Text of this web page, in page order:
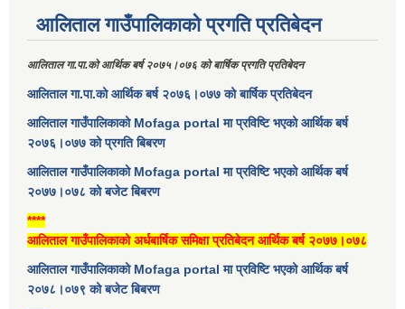
आलिताल गाउँपालिकाको प्रगति प्रतिबेदन
आलिताल गा.पा.को आर्थिक बर्ष २०७५।०७६ को बार्षिक प्रगति प्रतिबेदन
आलिताल गा.पा.को आर्थिक बर्ष २०७६।०७७ को बार्षिक प्रतिबेदन
आलिताल गाउँपालिकाको Mofaga portal मा प्रविष्टि भएको आर्थिक बर्ष
२०७६।०७७ को प्रगति बिबरण
आलिताल गाउँपालिकाको Mofaga portal मा प्रविष्टि भएको आर्थिक बर्ष
२०७७।०७८ को बजेट बिबरण
****
आलिताल गाउँपालिकाको अर्धबार्षिक समिक्षा प्रतिबेदन आर्थिक बर्ष २०७७।०७८
आलिताल गाउँपालिकाको Mofaga portal मा प्रविष्टि भएको आर्थिक बर्ष
२०७८।०७९ को बजेट बिबरण